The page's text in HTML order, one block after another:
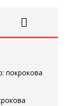
покрокова